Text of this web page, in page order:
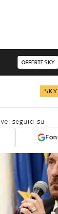
OFFERTE SKY
seguici su